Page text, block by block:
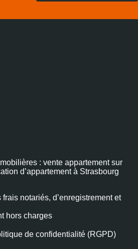
: vente appartement sur
d’appartement à Strasbourg
notariés, d’enregistrement et
hors charges
de confidentialité (RGPD)